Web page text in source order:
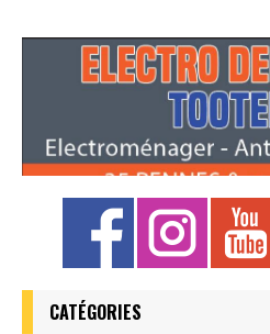
CATÉGORIES